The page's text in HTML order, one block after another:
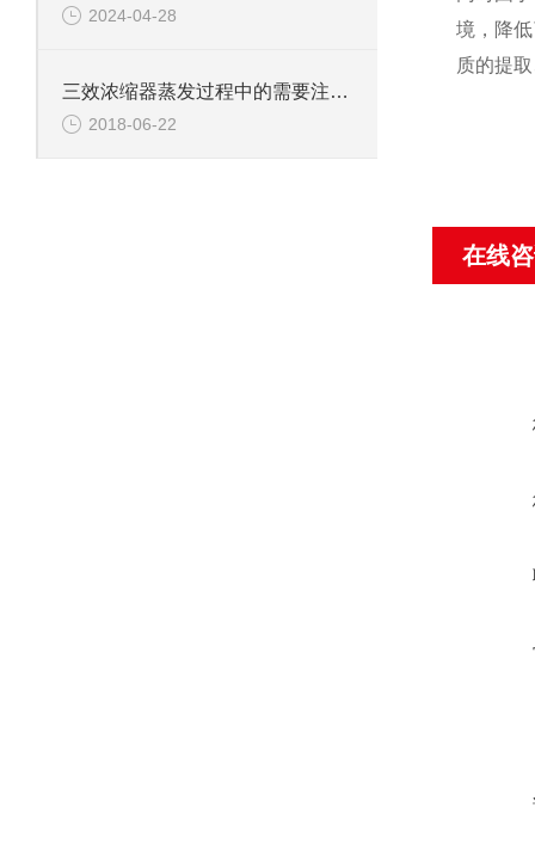
2024-04-28
三效浓缩器蒸发过程中的需要注意的事项
2018-06-22
境，降
质的提
在线